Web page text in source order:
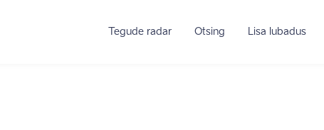
Tegude radar Otsing Lisa lubadus